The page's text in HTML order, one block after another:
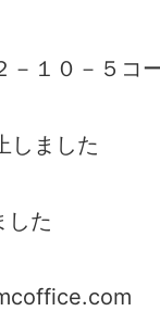
１０－５コ
しました
た